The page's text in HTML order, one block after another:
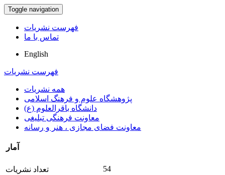
Toggle navigation
فهرست نشریات
تماس با ما
English
فهرست نشریات
همه نشریات
پژوهشگاه علوم و فرهنگ اسلامی
دانشگاه باقرالعلوم (ع)
معاونت فرهنگی تبلیغی
معاونت فضای مجازی ، هنر و رسانه
آمار
تعداد نشریات
54